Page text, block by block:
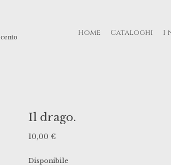
Home Cataloghi I
Il drago.
10,00 €
Disponibile